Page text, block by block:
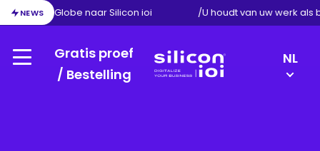
NEWS
van Exact Globe naar Silicon ioi /U houdt van uw werk als
Menu
Gratis proef
/ Bestelling
NL